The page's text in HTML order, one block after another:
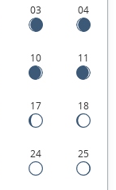
03 04
10 11
17 18
24 25